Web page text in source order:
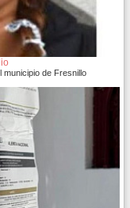
municipio de Fresnillo